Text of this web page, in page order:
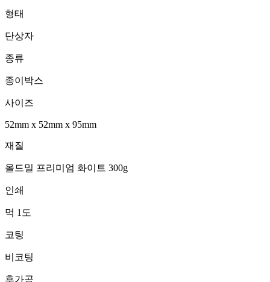
형태
단상자
종류
종이박스
사이즈
52mm x 52mm x 95mm
재질
올드밀 프리미엄 화이트 300g
인쇄
먹 1도
코팅
비코팅
후가공